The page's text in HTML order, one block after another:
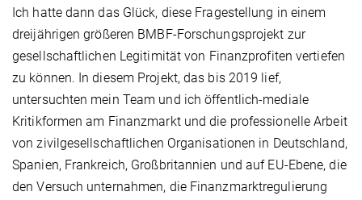
Ich hatte dann das Glück, diese Fragestellung in einem
dreijährigen größeren BMBF-Forschungsprojekt zur
gesellschaftlichen Legitimität von Finanzprofiten vertiefen
zu können. In diesem Projekt, das bis 2019 lief,
untersuchten mein Team und ich öffentlich-mediale
Kritikformen am Finanzmarkt und die professionelle Arbeit
von zivilgesellschaftlichen Organisationen in Deutschland,
Spanien, Frankreich, Großbritannien und auf EU-Ebene, die
den Versuch unternahmen, die Finanzmarktregulierung